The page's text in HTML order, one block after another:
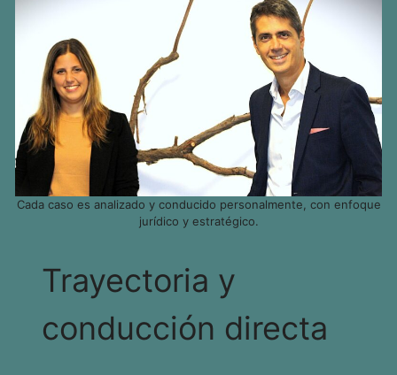
Cada caso es analizado y conducido personalmente, con enfoque
jurídico y estratégico.
Trayectoria y
conducción directa